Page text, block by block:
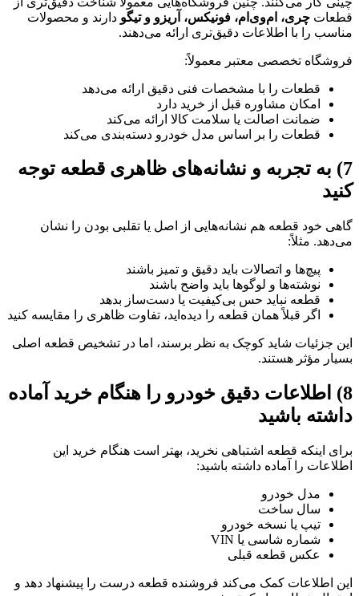
قطعات چری، ام‌وی‌ام، فونیکس، آریزو و تیگو دارند و محصولات
مناسب را با اطلاعات دقیق‌تری ارائه می‌دهند.
فروشگاه تخصصی معتبر معمولاً:
قطعات را با مشخصات فنی دقیق ارائه می‌دهد
امکان مشاوره قبل از خرید دارد
ضمانت اصالت یا سلامت کالا ارائه می‌کند
قطعات را بر اساس مدل خودرو دسته‌بندی می‌کند
7) به تجربه و نشانه‌های ظاهری قطعه توجه
کنید
گاهی خود قطعه هم نشانه‌هایی از اصل یا تقلبی بودن را نشان
می‌دهد. مثلاً:
پیچ‌ها و اتصالات باید دقیق و تمیز باشند
نوشته‌ها و لوگوها باید واضح باشند
قطعه نباید حس بی‌کیفیت یا دست‌ساز بدهد
اگر قبلاً همان قطعه را دیده‌اید، تفاوت ظاهری را مقایسه کنید
این جزئیات شاید کوچک به نظر برسند، اما در تشخیص قطعه اصلی
بسیار مؤثر هستند.
8) اطلاعات دقیق خودرو را هنگام خرید آماده
داشته باشید
برای اینکه قطعه اشتباهی نخرید، بهتر است هنگام خرید این
اطلاعات را آماده داشته باشید:
مدل خودرو
سال ساخت
تیپ یا نسخه خودرو
شماره شاسی یا VIN
عکس قطعه قبلی
این اطلاعات کمک می‌کند فروشنده قطعه درست را پیشنهاد دهد و